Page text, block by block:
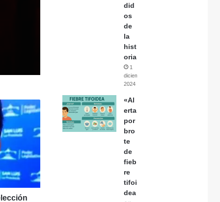
did
os
de
la
hist
oria
1
diciembre,
2024
«Al
erta
por
bro
te
de
fieb
re
tifoi
dea